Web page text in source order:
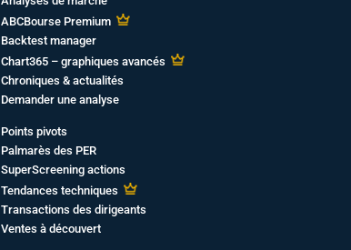
ABCBourse Premium
Backtest manager
Chart365 – graphiques avancés
Chroniques & actualités
Demander une analyse
Points pivots
Palmarès des PER
SuperScreening actions
Tendances techniques
Transactions des dirigeants
Ventes à découvert